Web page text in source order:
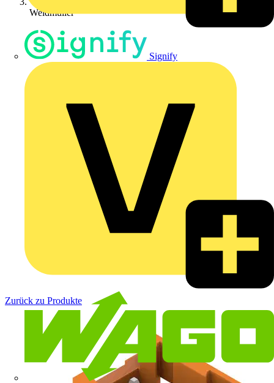
Signify
Weidmüller
Zurück zu Produkte